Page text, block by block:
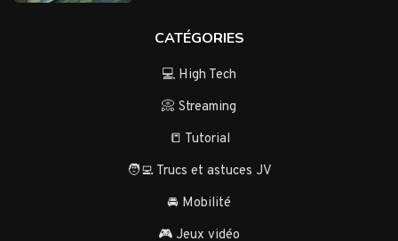
CATÉGORIES
💻 High Tech
📀 Streaming
📒 Tutorial
🧑‍💻 Trucs et astuces JV
🚘 Mobilité
🎮 Jeux vidéo